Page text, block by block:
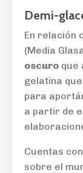
Demi-
En relación
(Media
oscuro que
gelatina
para
a partir de
Cuentas
sobre el